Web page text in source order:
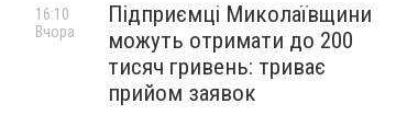
Підприємці Миколаївщини
можуть отримати до 200
тисяч гривень: триває
прийом заявок
16:10
Вчора